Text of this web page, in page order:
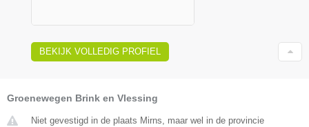
BEKIJK VOLLEDIG PROFIEL
Groenewegen Brink en Vlessing
Niet gevestigd in de plaats Mirns, maar wel in de provincie